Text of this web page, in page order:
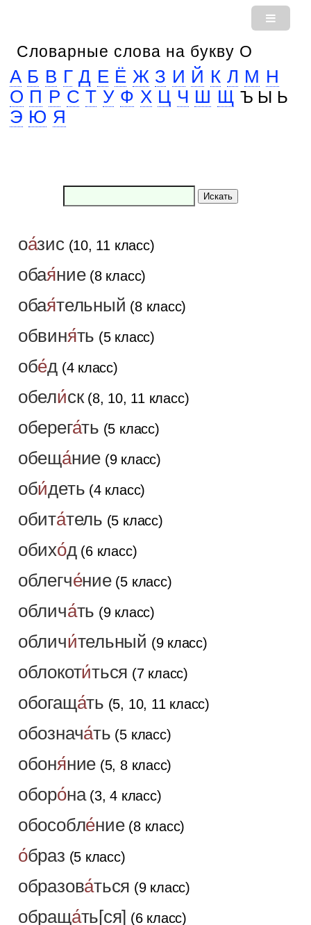
Словарные слова на букву О
А Б В Г Д Е Ё Ж З И Й К Л М Н
О П Р С Т У Ф Х Ц Ч Ш Щ Ъ Ы Ь
Э Ю Я
Искать
оа́зис(10, 11 класс)
обая́ние(8 класс)
обая́тельный (8 класс)
обвиня́ть (5 класс)
обе́д(4 класс)
обели́ск(8, 10, 11 класс)
оберега́ть (5 класс)
обеща́ние (9 класс)
оби́деть (4 класс)
обита́тель (5 класс)
обихо́д(6 класс)
облегче́ние(5 класс)
облича́ть (9 класс)
обличи́тельный (9 класс)
облокоти́ться (7 класс)
обогаща́ть (5, 10, 11 класс)
обознача́ть (5 класс)
обоня́ние (5, 8 класс)
оборо́на(3, 4 класс)
обособле́ние(8 класс)
о́браз (5 класс)
образова́ться (9 класс)
обраща́ть[ся] (6 класс)